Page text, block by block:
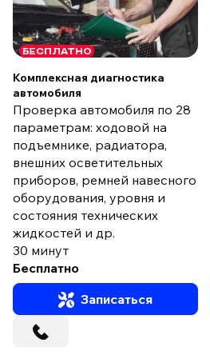
БЕСПЛАТНО
Комплексная диагностика
автомобиля
Проверка автомобиля по 28
параметрам: ходовой на
подъемнике, радиатора,
внешних осветительных
приборов, ремней навесного
оборудования, уровня и
состояния технических
жидкостей и др.
30 минут
Бесплатно
Записаться